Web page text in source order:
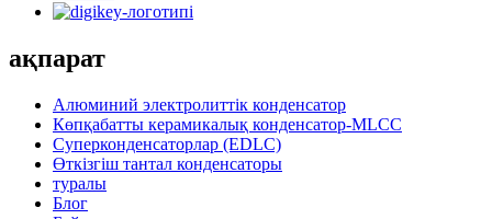
ақпарат
Алюминий электролиттік конденсатор
Көпқабатты керамикалық конденсатор-MLCC
Суперконденсаторлар (EDLC)
Өткізгіш тантал конденсаторы
туралы
Блог